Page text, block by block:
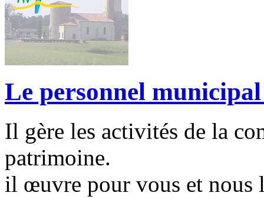
Le personnel
Il gère les activités de la
patrimoine.
il œuvre pour vous et nous